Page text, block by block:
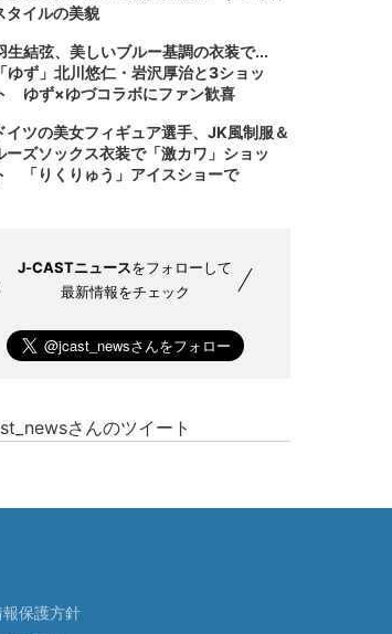
タイルの美貌
生結弦、美しいブルー基調の衣装で...
「ゆず」北川悠仁・岩沢厚治と3ショッ
ゆず×ゆづコラボにファン歓喜
イツの美女フィギュア選手、JK風制服＆
ーズソックス衣装で「激カワ」ショッ
「りくりゅう」アイスショーで
J-CASTニュースをフォローして
最新情報をチェック
さんのツイート
保護方針